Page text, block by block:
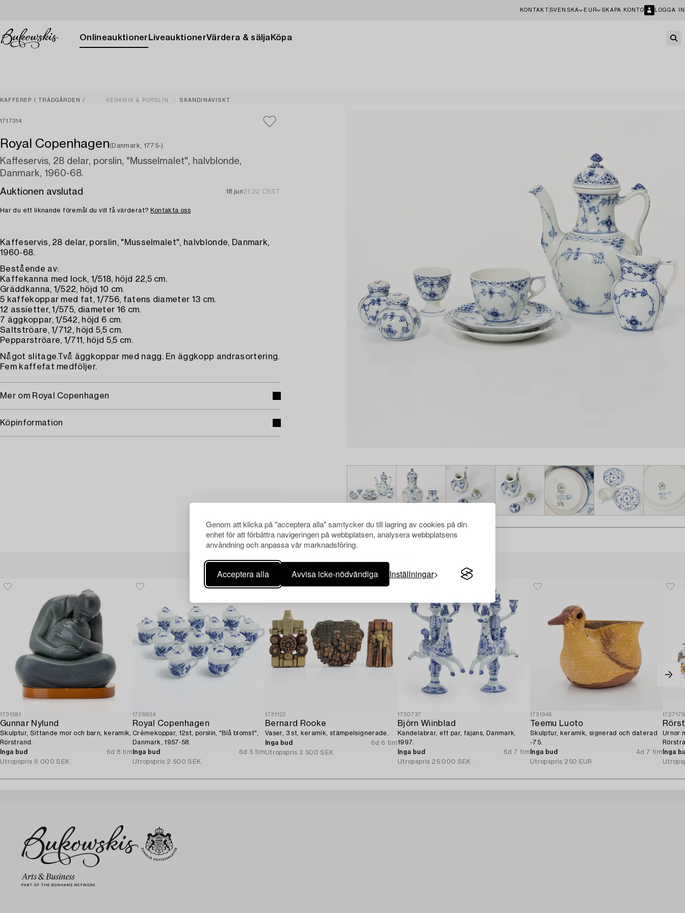
Genom att klicka på "acceptera alla" samtycker du till lagring av cookies på din
enhet för att förbättra navigeringen på webbplatsen, analysera webbplatsens
användning och anpassa vår marknadsföring.
Acceptera alla Avvisa icke-nödvändiga Inställningar
KONTAKT SVENSKA EUR SKAPA KONTO LOGGA IN
Onlineauktioner LiveauktionerVärdera & sälja Köpa
KAFFEREP I TRÄDGÅRDEN KERAMIK & PORSLIN SKANDINAVISKT
1717314
Royal Copenhagen(Danmark, 1775-)
Kaffeservis, 28 delar, porslin, "Musselmalet", halvblonde,
Danmark, 1960-68.
Auktionen avslutad
18 jun21:22 CEST
Har du ett liknande föremål du vill få värderat? Kontakta oss
Kaffeservis, 28 delar, porslin, "Musselmalet", halvblonde, Danmark,
1960-68.
Bestående av:
Kaffekanna med lock, 1/518, höjd 22,5 cm.
Gräddkanna, 1/522, höjd 10 cm.
5 kaffekoppar med fat, 1/756, fatens diameter 13 cm.
12 assietter, 1/575, diameter 16 cm.
7 äggkoppar, 1/542, höjd 6 cm.
Saltströare, 1/712, höjd 5,5 cm.
Pepparströare, 1/711, höjd 5,5 cm.
Något slitage.Två äggkoppar med nagg. En äggkopp andrasortering.
Fem kaffefat medföljer.
Mer om Royal Copenhagen
Köpinformation
Andra har även tittat på
1731581
Gunnar Nylund
Skulptur, Sittande mor och barn, keramik,
Rörstrand.
Inga bud
6d 8 tim
Utropspris 6 000 SEK
1728834
Royal Copenhagen
Crèmekoppar, 12st, porslin, "Blå blomst",
Danmark, 1957-58.
Inga bud
6d 5 tim
Utropspris 2 500 SEK
1731122
Bernard Rooke
Vaser, 3 st, keramik, stämpelsignerade.
Inga bud
6d 6 tim
Utropspris 2 500 SEK
1730737
Björn Wiinblad
Kandelabrar, ett par, fajans, Danmark,
1997.
Inga bud
6d 7 tim
Utropspris 25 000 SEK
1731946
Teemu Luoto
Skulptur, keramik, signerad och daterad
-75.
Inga bud
4d 7 tim
Utropspris 250 EUR
Urnor
Inga